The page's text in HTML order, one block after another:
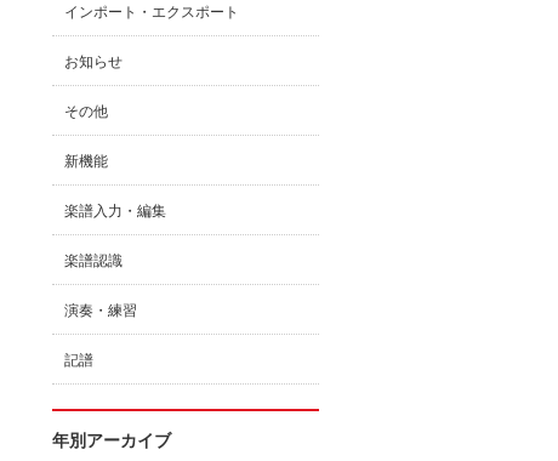
インポート・エクスポート
お知らせ
その他
新機能
楽譜入力・編集
楽譜認識
演奏・練習
記譜
年別アーカイブ